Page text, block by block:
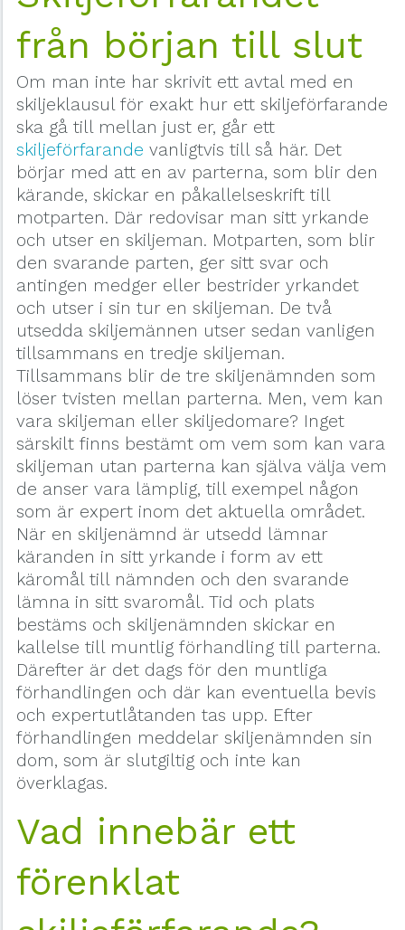
från början till slut
Om man inte har skrivit ett avtal med en
skiljeklausul för exakt hur ett skiljeförfarande
ska gå till mellan just er, går ett
skiljeförfarande vanligtvis till så här. Det
börjar med att en av parterna, som blir den
kärande, skickar en påkallelseskrift till
motparten. Där redovisar man sitt yrkande
och utser en skiljeman. Motparten, som blir
den svarande parten, ger sitt svar och
antingen medger eller bestrider yrkandet
och utser i sin tur en skiljeman. De två
utsedda skiljemännen utser sedan vanligen
tillsammans en tredje skiljeman.
Tillsammans blir de tre skiljenämnden som
löser tvisten mellan parterna. Men, vem kan
vara skiljeman eller skiljedomare? Inget
särskilt finns bestämt om vem som kan vara
skiljeman utan parterna kan själva välja vem
de anser vara lämplig, till exempel någon
som är expert inom det aktuella området.
När en skiljenämnd är utsedd lämnar
käranden in sitt yrkande i form av ett
käromål till nämnden och den svarande
lämna in sitt svaromål. Tid och plats
bestäms och skiljenämnden skickar en
kallelse till muntlig förhandling till parterna.
Därefter är det dags för den muntliga
förhandlingen och där kan eventuella bevis
och expertutlåtanden tas upp. Efter
förhandlingen meddelar skiljenämnden sin
dom, som är slutgiltig och inte kan
överklagas.
Vad innebär ett
förenklat